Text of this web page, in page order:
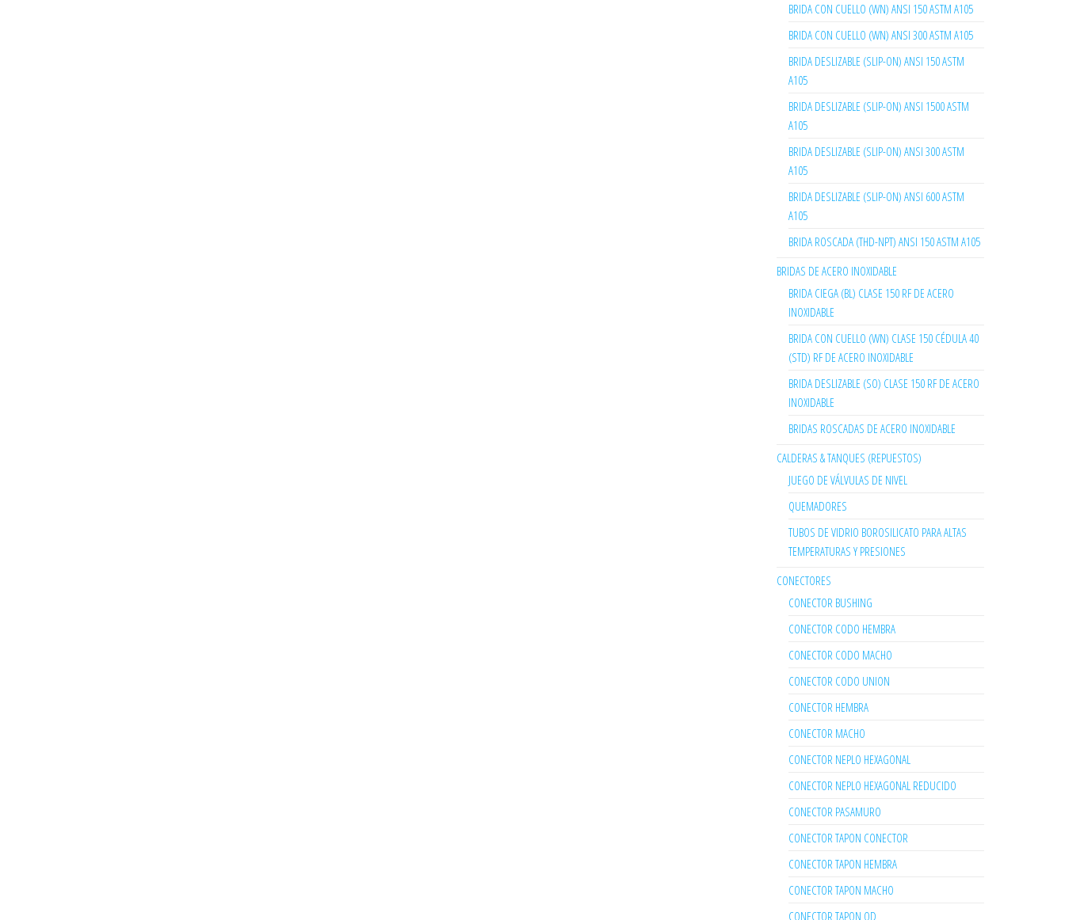
BRIDA CON CUELLO (WN) ANSI 150 ASTM A105
BRIDA CON CUELLO (WN) ANSI 300 ASTM A105
BRIDA DESLIZABLE (SLIP-ON) ANSI 150 ASTM
A105
BRIDA DESLIZABLE (SLIP-ON) ANSI 1500 ASTM
A105
BRIDA DESLIZABLE (SLIP-ON) ANSI 300 ASTM
A105
BRIDA DESLIZABLE (SLIP-ON) ANSI 600 ASTM
A105
BRIDA ROSCADA (THD-NPT) ANSI 150 ASTM A105
BRIDAS DE ACERO INOXIDABLE
BRIDA CIEGA (BL) CLASE 150 RF DE ACERO
INOXIDABLE
BRIDA CON CUELLO (WN) CLASE 150 CÉDULA 40
(STD) RF DE ACERO INOXIDABLE
BRIDA DESLIZABLE (SO) CLASE 150 RF DE ACERO
INOXIDABLE
BRIDAS ROSCADAS DE ACERO INOXIDABLE
CALDERAS & TANQUES (REPUESTOS)
JUEGO DE VÁLVULAS DE NIVEL
QUEMADORES
TUBOS DE VIDRIO BOROSILICATO PARA ALTAS
TEMPERATURAS Y PRESIONES
CONECTORES
CONECTOR BUSHING
CONECTOR CODO HEMBRA
CONECTOR CODO MACHO
CONECTOR CODO UNION
CONECTOR HEMBRA
CONECTOR MACHO
CONECTOR NEPLO HEXAGONAL
CONECTOR NEPLO HEXAGONAL REDUCIDO
CONECTOR PASAMURO
CONECTOR TAPON CONECTOR
CONECTOR TAPON HEMBRA
CONECTOR TAPON MACHO
CONECTOR TAPON OD